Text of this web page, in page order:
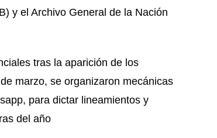
y el Archivo General de la Nación
tras la aparición de los
marzo, se organizaron mecánicas
para dictar lineamientos y
del año